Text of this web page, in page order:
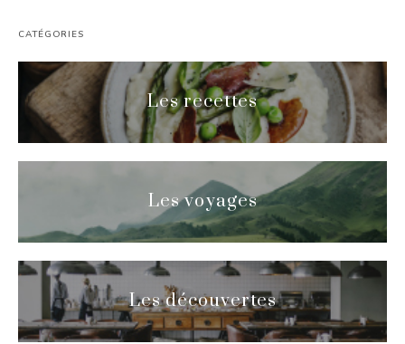
CATÉGORIES
Les recettes
Les voyages
Les découvertes